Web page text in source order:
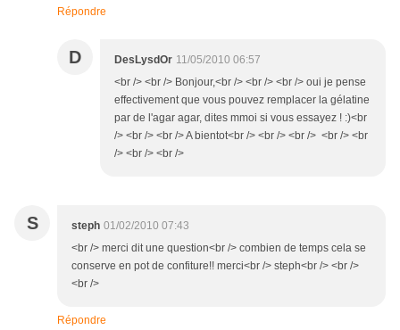
Répondre
D DesLysdOr 11/05/2010 06:57
<br /> <br /> Bonjour,<br /> <br /> <br /> oui je pense
effectivement que vous pouvez remplacer la gélatine
par de l'agar agar, dites mmoi si vous essayez ! :)<br
/> <br /> <br /> A bientot<br /> <br /> <br /> <br /> <br
/> <br /> <br />
S steph 01/02/2010 07:43
<br /> merci dit une question<br /> combien de temps cela se
conserve en pot de confiture!! merci<br /> steph<br /> <br />
<br />
Répondre